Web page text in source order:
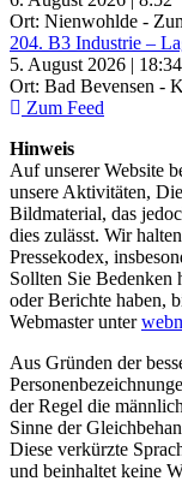
Ort: Nienwohlde -
204. B3 Industrie –
5. August 2026 | 18:34
Ort: Bad Bevensen -
Zum Feed
Hinweis
Auf unserer Website
unsere Aktivitäten,
Bildmaterial, das
dies zulässt. Wir
Pressekodex,
Sollten Sie Bedenken
oder Berichte haben,
Webmaster unter
Aus Gründen der
der Regel die
Sinne der
Diese verkürzte
und beinhaltet keine